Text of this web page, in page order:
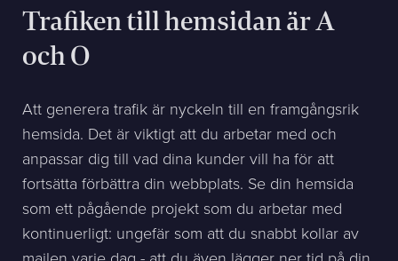
Trafiken till hemsidan är A
och O
Att generera trafik är nyckeln till en framgångsrik
hemsida. Det är viktigt att du arbetar med och
anpassar dig till vad dina kunder vill ha för att
fortsätta förbättra din webbplats. Se din hemsida
som ett pågående projekt som du arbetar med
kontinuerligt: ungefär som att du snabbt kollar av